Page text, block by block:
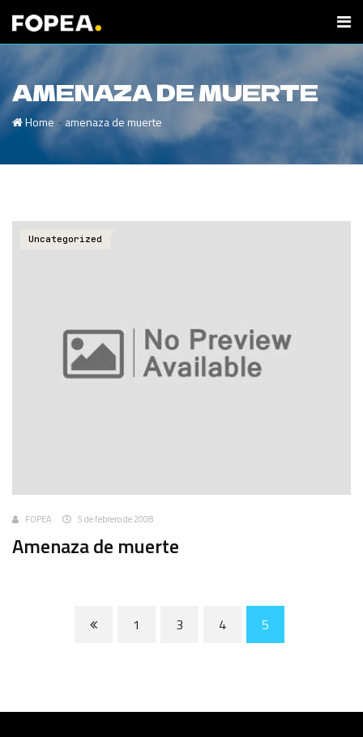
AMENAZA DE MUERTE
Home -amenaza de muerte
Uncategorized
FOPEA 5 de febrero de 2008
Amenaza de muerte
1 3 4 5